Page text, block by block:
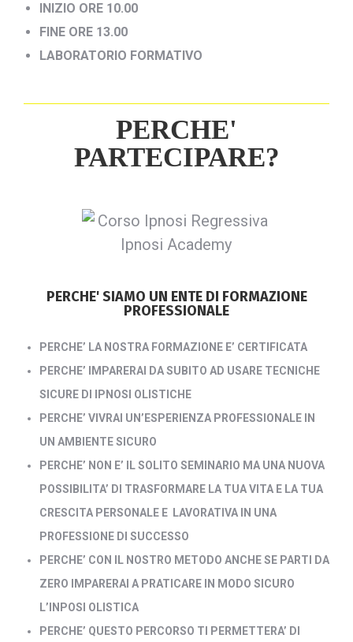
INIZIO ORE 10.00
FINE ORE 13.00
LABORATORIO FORMATIVO
PERCHE'
PARTECIPARE?
PERCHE' SIAMO UN ENTE DI FORMAZIONE
PROFESSIONALE
PERCHE’ LA NOSTRA FORMAZIONE E’ CERTIFICATA
PERCHE’ IMPARERAI DA SUBITO AD USARE TECNICHE
SICURE DI IPNOSI OLISTICHE
PERCHE’ VIVRAI UN’ESPERIENZA PROFESSIONALE IN
UN AMBIENTE SICURO
PERCHE’ NON E’ IL SOLITO SEMINARIO MA UNA NUOVA
POSSIBILITA’ DI TRASFORMARE LA TUA VITA E LA TUA
CRESCITA PERSONALE E LAVORATIVA IN UNA
PROFESSIONE DI SUCCESSO
PERCHE’ CON IL NOSTRO METODO ANCHE SE PARTI DA
ZERO IMPARERAI A PRATICARE IN MODO SICURO
L’INPOSI OLISTICA
PERCHE’ QUESTO PERCORSO TI PERMETTERA’ DI